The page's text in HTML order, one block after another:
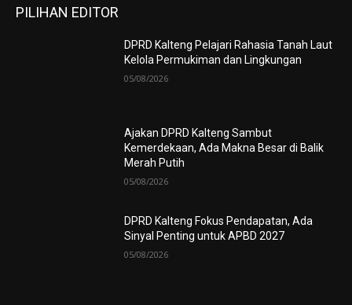
PILIHAN EDITOR
DPRD Kalteng Pelajari Rahasia Tanah Laut
Kelola Permukiman dan Lingkungan
05/08/2026
Ajakan DPRD Kalteng Sambut
Kemerdekaan, Ada Makna Besar di Balik
Merah Putih
05/08/2026
DPRD Kalteng Fokus Pendapatan, Ada
Sinyal Penting untuk APBD 2027
05/08/2026